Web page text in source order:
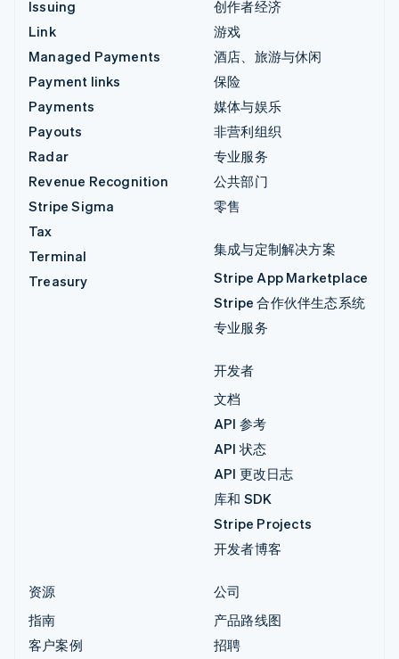
Issuing
Link
Managed Payments
Payment links
Payments
Payouts
Radar
Revenue Recognition
Stripe Sigma
Tax
Terminal
Treasury
创作者经济
游戏
酒店、旅游与休闲
保险
媒体与娱乐
非营利组织
专业服务
公共部门
零售
集成与定制解决方案
Stripe App Marketplace
Stripe 合作伙伴生态系统
专业服务
开发者
文档
API 参考
API 状态
API 更改日志
库和 SDK
Stripe Projects
开发者博客
资源
指南
客户案例
公司
产品路线图
招聘